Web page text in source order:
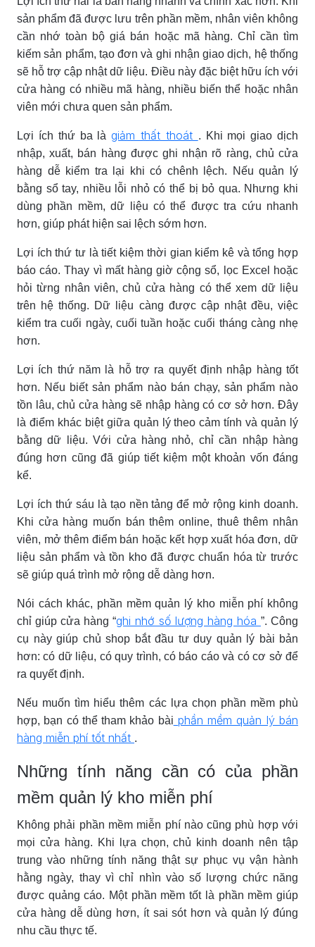
sản phẩm đã được lưu trên phần mềm, nhân viên không
cần nhớ toàn bộ giá bán hoặc mã hàng. Chỉ cần tìm
kiếm sản phẩm, tạo đơn và ghi nhận giao dịch, hệ thống
sẽ hỗ trợ cập nhật dữ liệu. Điều này đặc biệt hữu ích với
cửa hàng có nhiều mã hàng, nhiều biến thể hoặc nhân
viên mới chưa quen sản phẩm.
Lợi ích thứ ba làgiảm thất thoát . Khi mọi giao dịch
nhập, xuất, bán hàng được ghi nhận rõ ràng, chủ cửa
hàng dễ kiểm tra lại khi có chênh lệch. Nếu quản lý
bằng sổ tay, nhiều lỗi nhỏ có thể bị bỏ qua. Nhưng khi
dùng phần mềm, dữ liệu có thể được tra cứu nhanh
hơn, giúp phát hiện sai lệch sớm hơn.
Lợi ích thứ tư là tiết kiệm thời gian kiểm kê và tổng hợp
báo cáo. Thay vì mất hàng giờ cộng sổ, lọc Excel hoặc
hỏi từng nhân viên, chủ cửa hàng có thể xem dữ liệu
trên hệ thống. Dữ liệu càng được cập nhật đều, việc
kiểm tra cuối ngày, cuối tuần hoặc cuối tháng càng nhẹ
hơn.
Lợi ích thứ năm là hỗ trợ ra quyết định nhập hàng tốt
hơn. Nếu biết sản phẩm nào bán chạy, sản phẩm nào
tồn lâu, chủ cửa hàng sẽ nhập hàng có cơ sở hơn. Đây
là điểm khác biệt giữa quản lý theo cảm tính và quản lý
bằng dữ liệu. Với cửa hàng nhỏ, chỉ cần nhập hàng
đúng hơn cũng đã giúp tiết kiệm một khoản vốn đáng
kể.
Lợi ích thứ sáu là tạo nền tảng để mở rộng kinh doanh.
Khi cửa hàng muốn bán thêm online, thuê thêm nhân
viên, mở thêm điểm bán hoặc kết hợp xuất hóa đơn, dữ
liệu sản phẩm và tồn kho đã được chuẩn hóa từ trước
sẽ giúp quá trình mở rộng dễ dàng hơn.
Nói cách khác, phần mềm quản lý kho miễn phí không
chỉ giúp cửa hàng “ghi nhớ số lượng hàng hóa ”. Công
cụ này giúp chủ shop bắt đầu tư duy quản lý bài bản
hơn: có dữ liệu, có quy trình, có báo cáo và có cơ sở để
ra quyết định.
Nếu muốn tìm hiểu thêm các lựa chọn phần mềm phù
hợp, bạn có thể tham khảo bài phần mềm quản lý bán
hàng miễn phí tốt nhất .
Những tính năng cần có của phần
mềm quản lý kho miễn phí
Không phải phần mềm miễn phí nào cũng phù hợp với
mọi cửa hàng. Khi lựa chọn, chủ kinh doanh nên tập
trung vào những tính năng thật sự phục vụ vận hành
hằng ngày, thay vì chỉ nhìn vào số lượng chức năng
được quảng cáo. Một phần mềm tốt là phần mềm giúp
cửa hàng dễ dùng hơn, ít sai sót hơn và quản lý đúng
nhu cầu thực tế.